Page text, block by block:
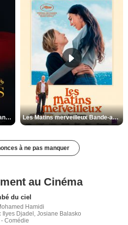
Les Silences de Riyad Bande-annonce VO STFR Les Matins merveilleux Bande-annonce VF
à ne pas manquer
au Cinéma
du ciel
Hamidi
Ilyes Djadel, Josiane Balasko
- Comédie